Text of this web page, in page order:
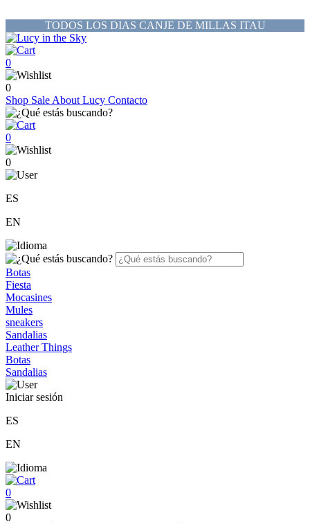
TODOS LOS DIAS CANJE DE MILLAS ITAU
0
0
Shop Sale About Lucy Contacto
0
0
ES
EN
Botas
Fiesta
Mocasines
Mules
sneakers
Sandalias
Leather Things
Botas
Sandalias
Iniciar sesión
ES
EN
0
0